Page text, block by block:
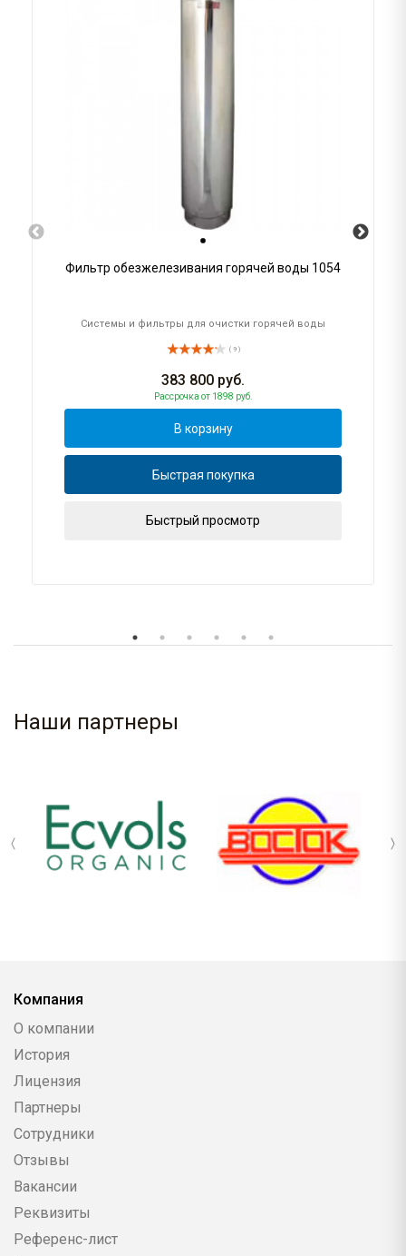
Фильтр обезжелезивания горячей воды 1054
Системы и фильтры для очистки горячей воды
( 9 )
383 800 руб.
Рассрочка от 1898 руб.
В корзину
Быстрая покупка
Быстрый просмотр
Наши партнеры
Компания
О компании
История
Лицензия
Партнеры
Сотрудники
Отзывы
Вакансии
Реквизиты
Референс-лист